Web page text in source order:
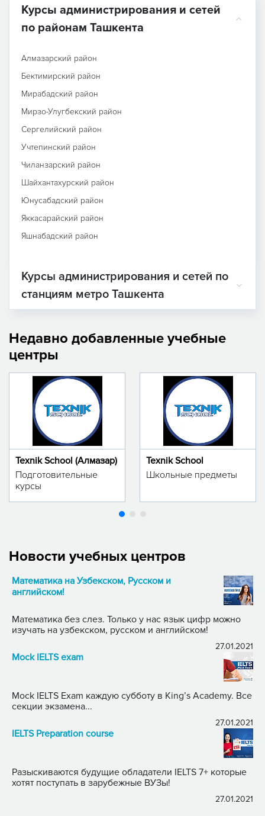
Курсы администрирования и сетей
по районам Ташкента
Алмазарский район
Бектимирский район
Мирабадский район
Мирзо-Улугбекский район
Сергелийский район
Учтепинский район
Чиланзарский район
Шайхантахурский район
Юнусабадский район
Яккасарайский район
Яшнабадский район
Курсы администрирования и сетей по
станциям метро Ташкента
Недавно добавленные учебные
центры
Texnik School (Алмазар)
Подготовительные
курсы
Texnik School
Школьные предметы
Новости учебных центров
Математика на Узбекском, Русском и
английском!
Математика без слез. Только у нас язык цифр можно
изучать на узбекском, русском и английском!
27.01.2021
Mock IELTS exam
Mock IELTS Exam каждую субботу в King’s Academy. Все
секции экзамена...
27.01.2021
IELTS Preparation course
Разыскиваются будущие обладатели IELTS 7+ которые
хотят поступать в зарубежные ВУЗы!
27.01.2021